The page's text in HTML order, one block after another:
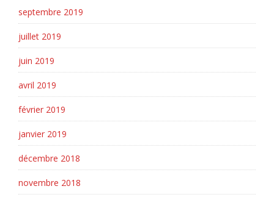
septembre 2019
juillet 2019
juin 2019
avril 2019
février 2019
janvier 2019
décembre 2018
novembre 2018